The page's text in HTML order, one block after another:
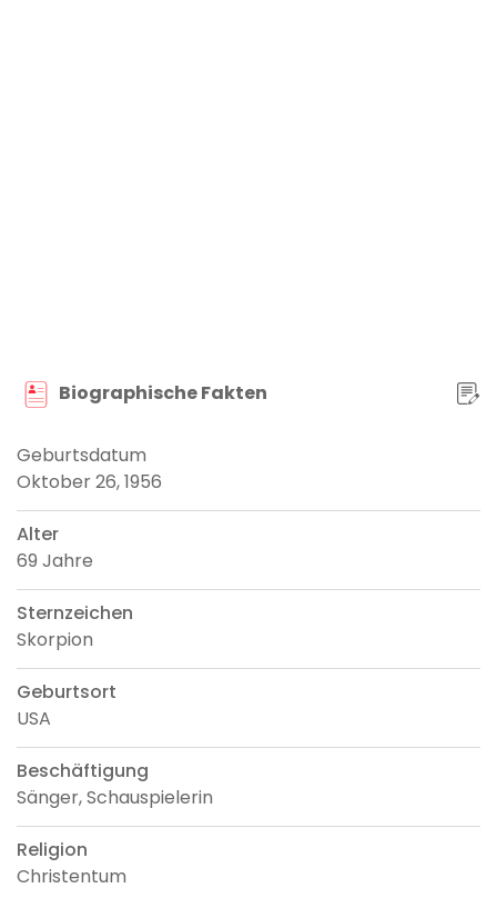
Biographische Fakten
Geburtsdatum
Oktober 26, 1956
Alter
69 Jahre
Sternzeichen
Skorpion
Geburtsort
USA
Beschäftigung
Sänger, Schauspielerin
Religion
Christentum